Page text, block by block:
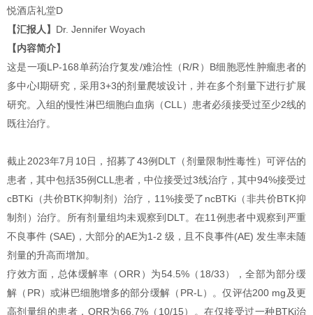
悦酒店礼堂D
【汇报人】
Dr. Jennifer Woyach
【内容简介】
这是一项LP-168单药治疗复发/难治性（R/R）B细胞恶性肿瘤患者的
多中心I期研究，采用3+3的剂量爬坡设计，并在多个剂量下进行扩展
研究。入组的慢性淋巴细胞白血病（CLL）患者必须接受过至少2线的
既往治疗。
截止2023年7月10日，招募了43例DLT（剂量限制性毒性）可评估的
患者，其中包括35例CLL患者，中位接受过3线治疗，其中94%接受过
cBTKi（共价BTK抑制剂）治疗，11%接受了ncBTKi（非共价BTK抑
制剂）治疗。所有剂量组均未观察到DLT。在11例患者中观察到严重
不良事件 (SAE)，大部分的AE为1-2 级，且不良事件(AE) 发生率未随
剂量的升高而增加。
疗效方面，总体缓解率（ORR）为54.5%（18/33），全部为部分缓
解（PR）或淋巴细胞增多的部分缓解（PR-L）。仅评估200 mg及更
高剂量组的患者，ORR为66.7%（10/15）。在仅接受过一种BTKi治